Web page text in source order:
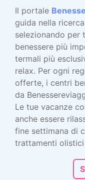
Il portale
guida nella
selezionando per
benessere più
termali più
relax. Per ogni
offerte, i centri
da
Le tue vacanze
anche essere
fine settimana di
trattamenti